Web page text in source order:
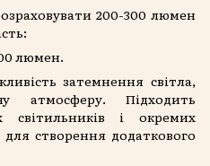
200-300 люмен
люмен.
затемнення світла,
атмосферу. Підходить
світильників і окремих
створення додаткового